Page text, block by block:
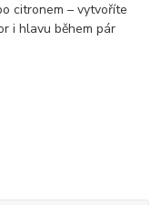
citronem – vytvoříte
i hlavu během pár